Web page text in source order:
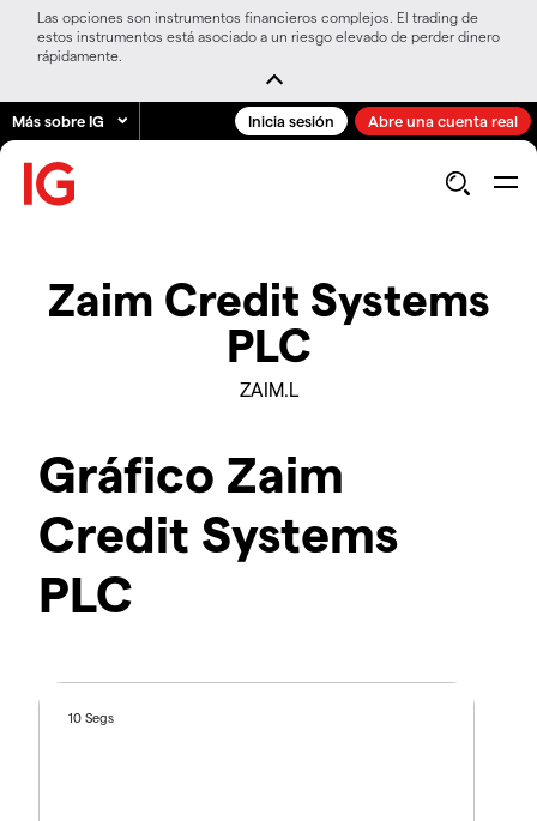
Las opciones son instrumentos financieros complejos. El trading de
estos instrumentos está asociado a un riesgo elevado de perder dinero
rápidamente.
Más sobre IG Inicia sesión Abre una cuenta real
Zaim Credit Systems
PLC
ZAIM.L
Gráfico Zaim
Credit Systems
PLC
10 Segs